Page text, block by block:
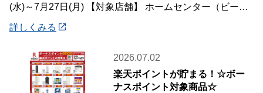
(水)～7月27日(月) 【対象店舗】 ホームセンター（ビーバ
詳しくみる
2026.07.02
楽天ポイントが貯まる！☆ボー
ナスポイント対象商品☆